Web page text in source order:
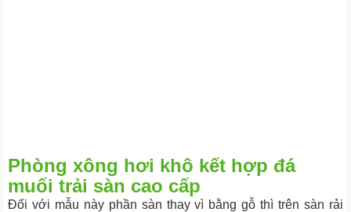
Phòng xông hơi khô kết hợp đá
muối trải sàn cao cấp
Đối với mẫu này phần sàn thay vì bằng gỗ thì trên sàn rải